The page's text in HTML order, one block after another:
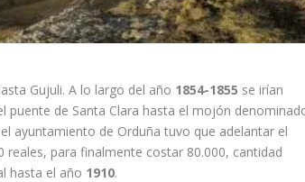
Gujuli. A lo largo del año 1854-1855 se irían
puente de Santa Clara hasta el mojón
ayuntamiento de Orduña tuvo que adelantar el
para finalmente costar 80.000, cantidad
hasta el año 1910.